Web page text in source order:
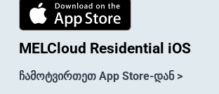
MELCloud Residential iOS
ჩამოტვირთეთ App Store-დან >